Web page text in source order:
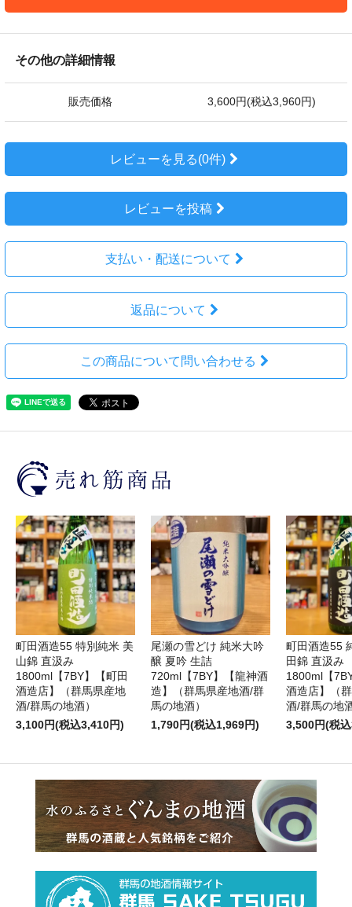
その他の詳細情報
販売価格 3,600円(税込3,960円)
レビューを見る(0件)
レビューを投稿
支払い・配送について
返品について
この商品について問い合わせる
町田酒造55 特別純米 美
山錦 直汲み
1800ml【7BY】【町田
酒造店】（群馬県産地
酒/群馬の地酒）
3,100円(税込3,410円)
尾瀬の雪どけ 純米大吟
醸 夏吟 生詰
720ml【7BY】【龍神酒
造】（群馬県産地酒/群
馬の地酒）
1,790円(税込1,969円)
町田酒造55
田錦 直汲み
1800ml【
酒造店】（
酒/群馬の地
3,500円(税